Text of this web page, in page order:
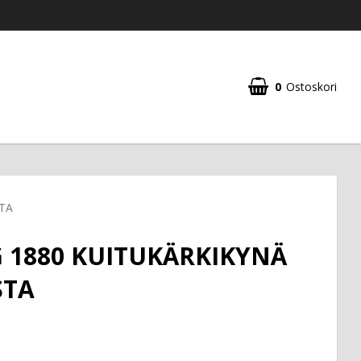
0 Ostoskori
1880 KUITUKÄRKIKYNÄ